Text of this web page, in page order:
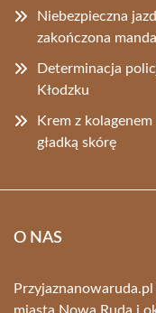
Niebezpieczna
zakończona
Determinacja
Kłodzku
Krem z
gładką skórę
O NAS